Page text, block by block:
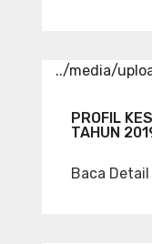
../media/
PROFIL
TAHUN
Baca Detail